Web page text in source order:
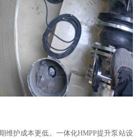
维护成本更低。一体化HMPP提升泵站设